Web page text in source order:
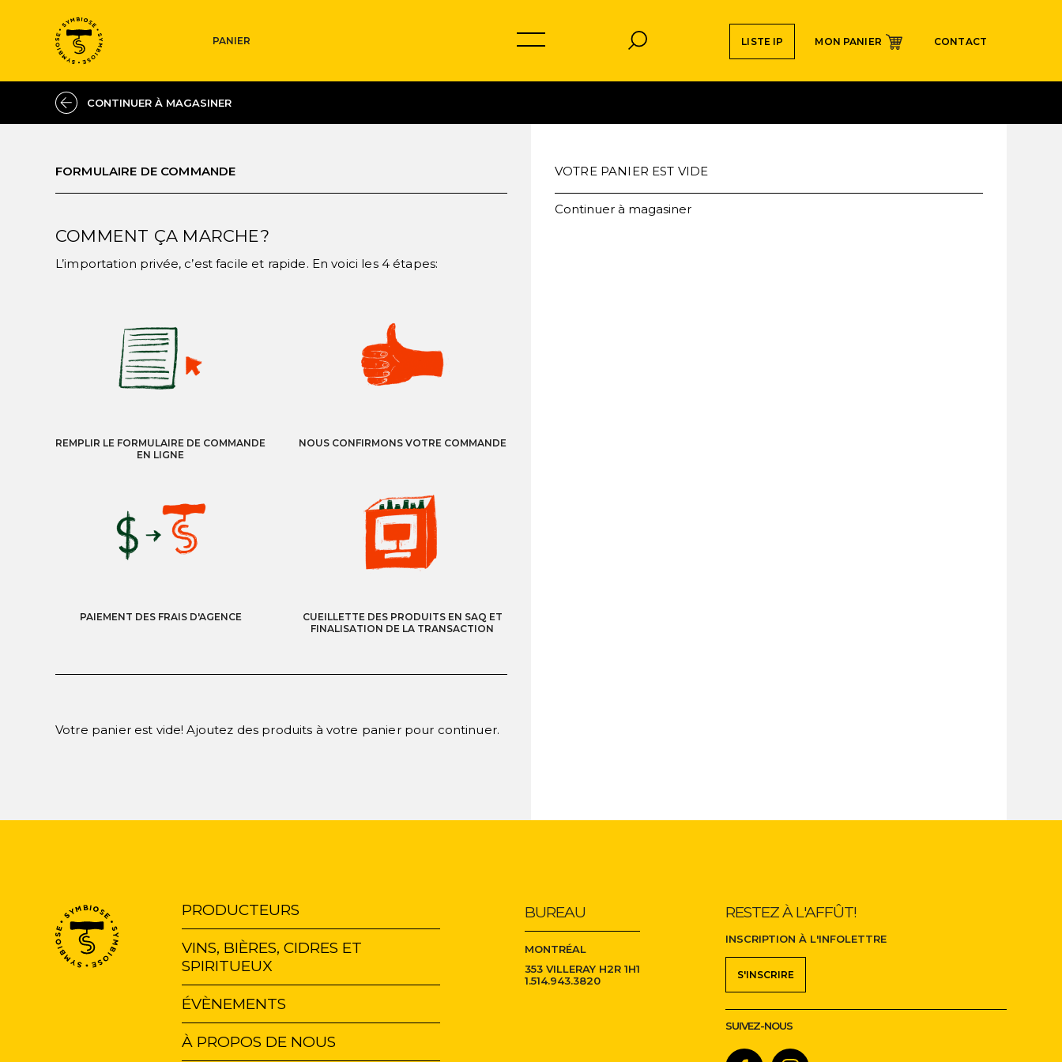
PANIER
Navigation
secondaire
LISTE IP MON PANIER CONTACT
VINS, BIÈRES, CIDRES ET SPIRITUEUX
À PROPOS DE NOUS
CONTACT
INSCRIPTION À L'INFOLETTRE
S'INSCRIRE
CONTINUER À MAGASINER
FORMULAIRE DE COMMANDE
COMMENT ÇA MARCHE?
L’importation privée, c’est facile et rapide. En voici les 4 étapes:
REMPLIR LE FORMULAIRE DE COMMANDE
EN LIGNE
NOUS CONFIRMONS VOTRE COMMANDE
PAIEMENT DES FRAIS D'AGENCE
CUEILLETTE DES PRODUITS EN SAQ ET
FINALISATION DE LA TRANSACTION
Votre panier est vide! Ajoutez des produits à votre panier pour continuer.
VOTRE PANIER EST VIDE
Continuer à magasiner
Navigation
principale
PRODUCTEURS
VINS, BIÈRES, CIDRES ET
SPIRITUEUX
ÉVÈNEMENTS
À PROPOS DE NOUS
BUREAU
MONTRÉAL
353 VILLERAY H2R 1H1
1.514.943.3820
RESTEZ À L'AFFÛT!
INSCRIPTION À L'INFOLETTRE
S'INSCRIRE
SUIVEZ-NOUS